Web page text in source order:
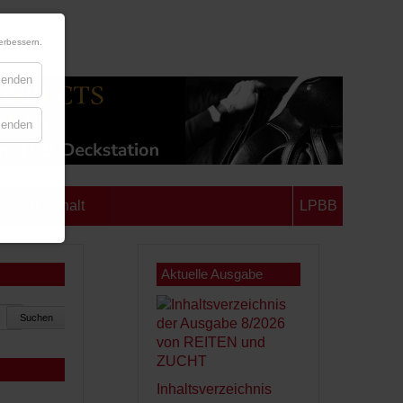
Anhalt LPBB
Suchen
Aktuelle Ausgabe
Inhaltsverzeichnis